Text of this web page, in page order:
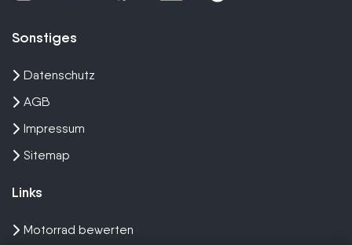
Sonstiges
Datenschutz
AGB
Impressum
Sitemap
Links
Motorrad bewerten